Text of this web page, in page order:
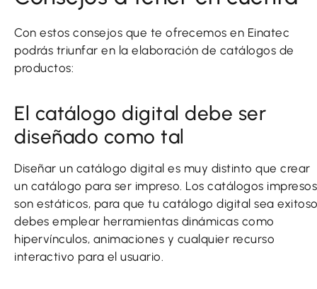
Con estos consejos que te ofrecemos en Einatec
podrás triunfar en la elaboración de catálogos de
productos:
El catálogo digital debe ser
diseñado como tal
Diseñar un catálogo digital es muy distinto que crear
un catálogo para ser impreso. Los catálogos impresos
son estáticos, para que tu catálogo digital sea
debes emplear herramientas dinámicas como
hipervínculos, animaciones y cualquier recurso
interactivo para el usuario.